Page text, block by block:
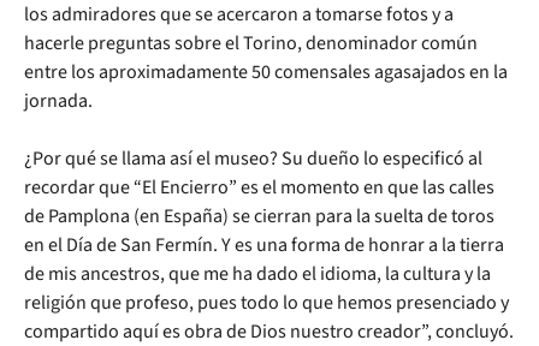
los admiradores que se acercaron a tomarse fotos y a
hacerle preguntas sobre el Torino, denominador común
entre los aproximadamente 50 comensales agasajados en la
jornada.
¿Por qué se llama así el museo? Su dueño lo especificó al
recordar que “El Encierro” es el momento en que las calles
de Pamplona (en España) se cierran para la suelta de toros
en el Día de San Fermín. Y es una forma de honrar a la tierra
de mis ancestros, que me ha dado el idioma, la cultura y la
religión que profeso, pues todo lo que hemos presenciado y
compartido aquí es obra de Dios nuestro creador”, concluyó.